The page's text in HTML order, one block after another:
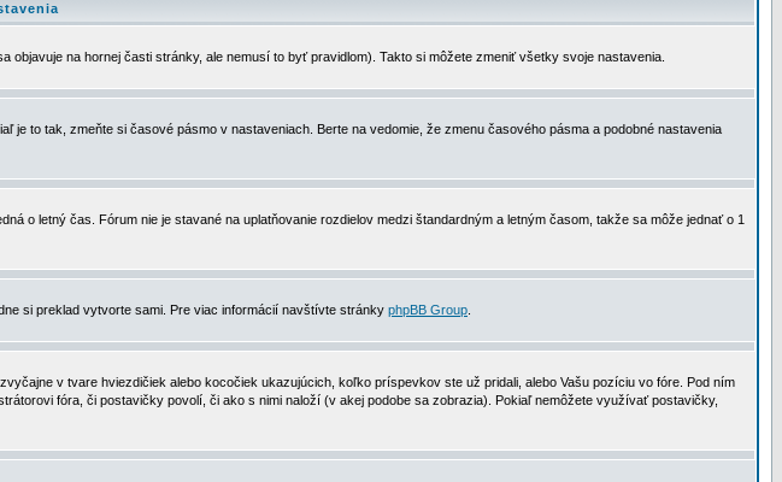
objavuje na hornej časti stránky, ale nemusí to byť pravidlom). Takto si môžete zmeniť všetky svoje nastavenia.
to tak, zmeňte si časové pásmo v nastaveniach. Berte na vedomie, že zmenu časového pásma a podobné nastavenia
o letný čas. Fórum nie je stavané na uplatňovanie rozdielov medzi štandardným a letným časom, takže sa môže jednať o 1
si preklad vytvorte sami. Pre viac informácií navštívte stránky phpBB Group
v tvare hviezdičiek alebo kocočiek ukazujúcich, koľko príspevkov ste už pridali, alebo Vašu pozíciu vo fóre. Pod ním
fóra, či postavičky povolí, či ako s nimi naloží (v akej podobe sa zobrazia). Pokiaľ nemôžete využívať postavičky,